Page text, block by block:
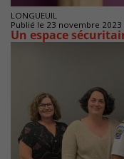
LONGUEUIL
Publié le 23 novembre 2023
Un espace